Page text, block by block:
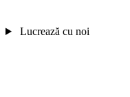
Lucrează cu noi